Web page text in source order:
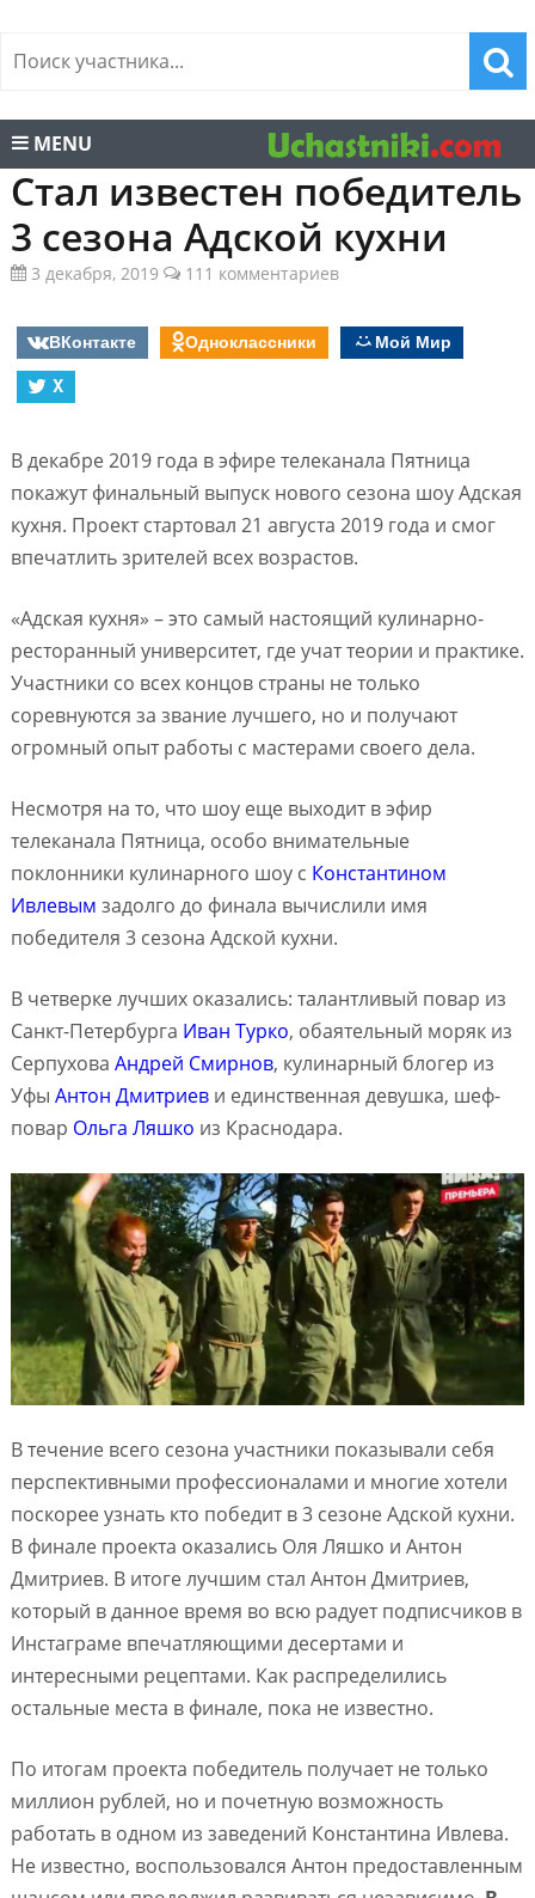
MENU
Стал известен победитель
3 сезона Адской кухни
3 декабря, 2019 111 комментариев
ВКонтакте Одноклассники
Мой Мир
X
В декабре 2019 года в эфире телеканала Пятница
покажут финальный выпуск нового сезона шоу Адская
кухня. Проект стартовал 21 августа 2019 года и смог
впечатлить зрителей всех возрастов.
«Адская кухня» – это самый настоящий кулинарно-
ресторанный университет, где учат теории и практике.
Участники со всех концов страны не только
соревнуются за звание лучшего, но и получают
огромный опыт работы с мастерами своего дела.
Несмотря на то, что шоу еще выходит в эфир
телеканала Пятница, особо внимательные
поклонники кулинарного шоу с Константином
Ивлевым задолго до финала вычислили имя
победителя 3 сезона Адской кухни.
В четверке лучших оказались: талантливый повар из
Санкт-Петербурга Иван Турко, обаятельный моряк из
Серпухова Андрей Смирнов, кулинарный блогер из
Уфы Антон Дмитриеви единственная девушка, шеф-
повар Ольга Ляшко из Краснодара.
В течение всего сезона участники показывали себя
перспективными профессионалами и многие хотели
поскорее узнать кто победит в 3 сезоне Адской кухни.
В финале проекта оказались Оля Ляшко и Антон
Дмитриев. В итоге лучшим стал Антон Дмитриев,
который в данное время во всю радует подписчиков в
Инстаграме впечатляющими десертами и
интересными рецептами. Как распределились
остальные места в финале, пока не известно.
По итогам проекта победитель получает не только
миллион рублей, но и почетную возможность
работать в одном из заведений Константина Ивлева.
Не известно, воспользовался Антон предоставленным